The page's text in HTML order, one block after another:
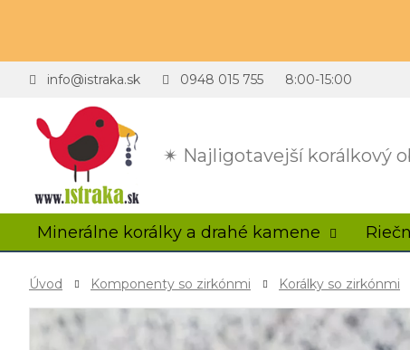
✴ Najligotavejší korálkový
info@istraka.sk 0948 015 755 8:00-15:00
Minerálne korálky a drahé kamene
Úvod Komponenty so zirkónmi Korálky so zirkónmi